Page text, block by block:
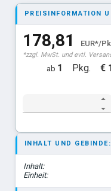
PREISINFORMATION
178,81 EUR*/
*zzgl. MwSt. und evtl.
ab 1 Pkg. €
INHALT UND GEBINDE:
Inhalt:
Einheit: